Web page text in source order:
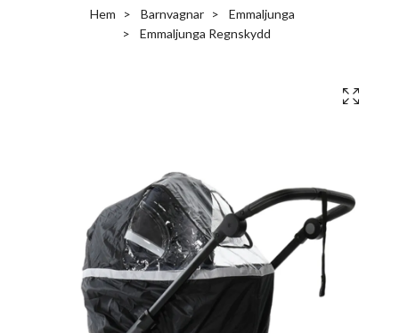
Hem Barnvagnar
Emmaljunga
Emmaljunga Regnskydd